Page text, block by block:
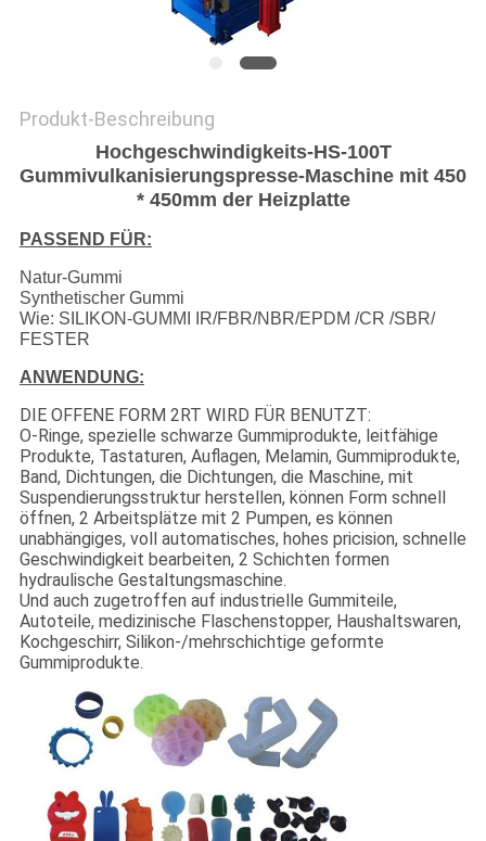
Produkt-Beschreibung
Hochgeschwindigkeits-HS-100T
Gummivulkanisierungspresse-Maschine mit 450
* 450mm der Heizplatte
PASSEND FÜR:
Natur-Gummi
Synthetischer Gummi
Wie: SILIKON-GUMMI IR/FBR/NBR/EPDM /CR /SBR/
FESTER
ANWENDUNG:
DIE OFFENE FORM 2RT WIRD FÜR BENUTZT:
O-Ringe, spezielle schwarze Gummiprodukte, leitfähige
Produkte, Tastaturen, Auflagen, Melamin, Gummiprodukte,
Band, Dichtungen, die Dichtungen, die Maschine, mit
Suspendierungsstruktur herstellen, können Form schnell
öffnen, 2 Arbeitsplätze mit 2 Pumpen, es können
unabhängiges, voll automatisches, hohes pricision, schnelle
Geschwindigkeit bearbeiten, 2 Schichten formen
hydraulische Gestaltungsmaschine.
Und auch zugetroffen auf industrielle Gummiteile,
Autoteile, medizinische Flaschenstopper, Haushaltswaren,
Kochgeschirr, Silikon-/mehrschichtige geformte
Gummiprodukte.